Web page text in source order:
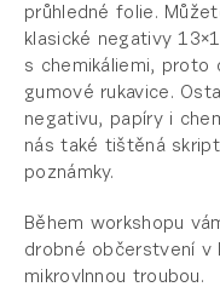
průhledné folie.
klasické negativy
s chemikáliemi, proto
gumové rukavice.
negativu, papíry i
nás také tištěná
poznámky.
Během workshopu
drobné občerstvení v
mikrovlnnou troubou.